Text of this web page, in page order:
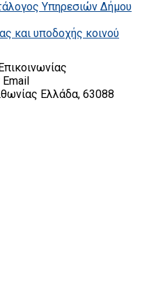
Υπηρεσιών Δήμου
και υποδοχής κοινού
Email
Ελλάδα, 63088